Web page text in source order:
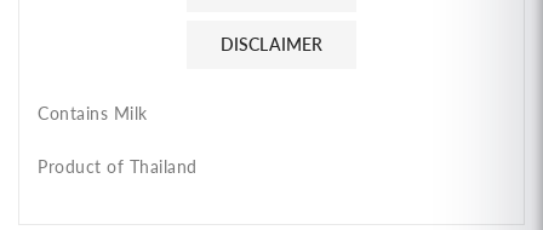
DISCLAIMER
Contains Milk
Product of Thailand